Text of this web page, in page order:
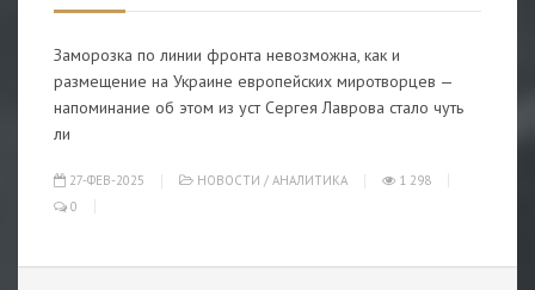
Заморозка по линии фронта невозможна, как и
размещение на Украине европейских миротворцев —
напоминание об этом из уст Сергея Лаврова стало чуть
ли
27-ФЕВ-2025 НОВОСТИ / АНАЛИТИКА
1 298
0